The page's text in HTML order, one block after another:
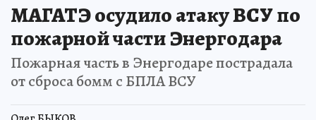
МАГАТЭ осудило атаку ВСУ по
пожарной части Энергодара
Пожарная часть в Энергодаре пострадала
от сброса бомм с БПЛА ВСУ